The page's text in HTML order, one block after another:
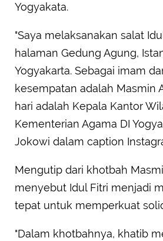
Yogyakata.
"Saya melaksanakan salat
halaman Gedung Agung,
Yogyakarta. Sebagai imam
kesempatan adalah Masmin
hari adalah Kepala Kantor
Kementerian Agama DI
Jokowi dalam caption
Mengutip dari khotbah
menyebut Idul Fitri menjadi
tepat untuk memperkuat
"Dalam khotbahnya, khatib